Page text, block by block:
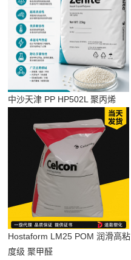
中沙天津 PP HP502L 聚丙烯
Hostaform LM25 POM 润滑高粘
度级 聚甲醛